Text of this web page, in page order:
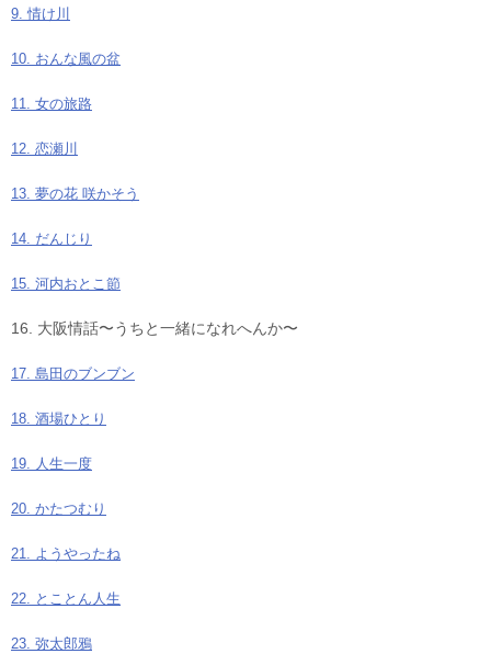
9. 情け川
10. おんな風の盆
11. 女の旅路
12. 恋瀬川
13. 夢の花 咲かそう
14. だんじり
15. 河内おとこ節
16. 大阪情話〜うちと一緒になれへんか〜
17. 島田のブンブン
18. 酒場ひとり
19. 人生一度
20. かたつむり
21. ようやったね
22. とことん人生
23. 弥太郎鴉